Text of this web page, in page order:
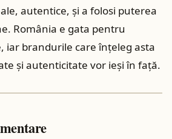
autentice, și a folosi puterea
România e gata pentru
iar brandurile care înțeleg asta
și autenticitate vor ieși în față.